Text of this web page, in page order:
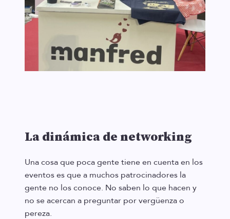
La dinámica de networking
Una cosa que poca gente tiene en cuenta en los
eventos es que a muchos patrocinadores la
gente no los conoce. No saben lo que hacen y
no se acercan a preguntar por vergüenza o
pereza.